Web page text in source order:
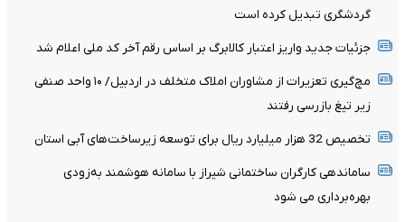
گردشگری تبدیل کرده است
جزئیات جدید واریز اعتبار کالابرگ بر اساس رقم آخر کد ملی اعلام شد
مچ‌گیری تعزیرات از مشاوران املاک متخلف در اردبیل/ ۱۰ واحد صنفی
زیر تیغ بازرسی رفتند
تخصیص 32 هزار میلیارد ریال برای توسعه زیرساخت‌های آبی استان
ساماندهی کارگران ساختمانی شیراز با سامانه هوشمند به‌زودی
بهره‌برداری می شود